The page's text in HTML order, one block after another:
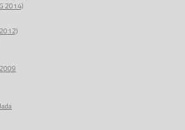
2014)